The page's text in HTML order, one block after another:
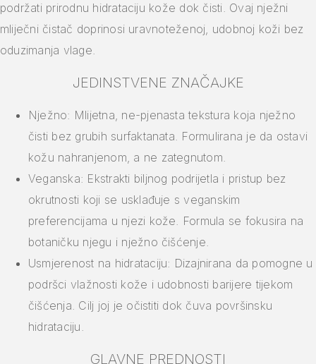
podržati prirodnu hidrataciju kože dok čisti. Ovaj nježni
mliječni čistač doprinosi uravnoteženoj, udobnoj koži bez
oduzimanja vlage.
JEDINSTVENE ZNAČAJKE
Nježno: Mlijetna, ne-pjenasta tekstura koja nježno
čisti bez grubih surfaktanata. Formulirana je da ostavi
kožu nahranjenom, a ne zategnutom.
Veganska: Ekstrakti biljnog podrijetla i pristup bez
okrutnosti koji se usklađuje s veganskim
preferencijama u njezi kože. Formula se fokusira na
botaničku njegu i nježno čišćenje.
Usmjerenost na hidrataciju: Dizajnirana da pomogne u
podršci vlažnosti kože i udobnosti barijere tijekom
čišćenja. Cilj joj je očistiti dok čuva površinsku
hidrataciju.
GLAVNE PREDNOSTI